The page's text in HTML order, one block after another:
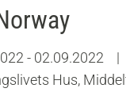
- 02.09.2022 |
Hus,